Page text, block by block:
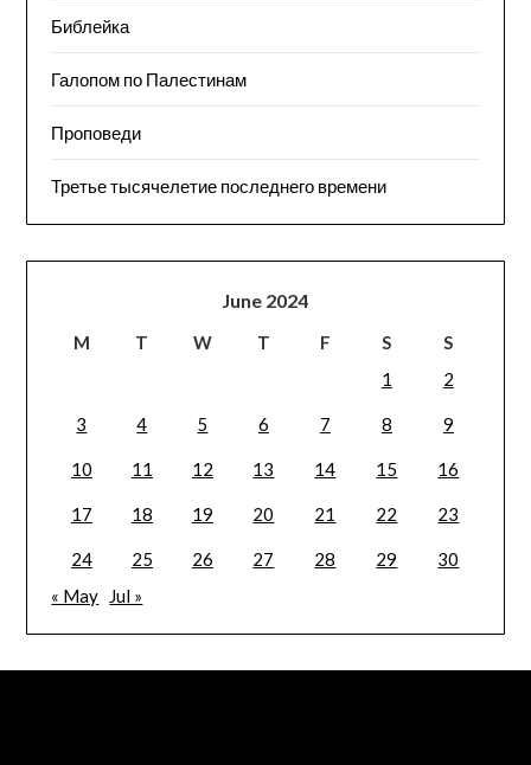
Библейка
Галопом по Палестинам
Проповеди
Третье тысячелетие последнего времени
June 2024
M T W T F S
S
1
2
3 4 5 6 7 8 9
10 11 12 13 14 15 16
17 18 19 20 21 22 23
24 25 26 27 28 29
30
« May
Jul »